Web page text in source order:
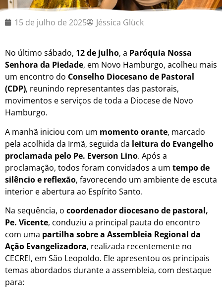
15 de julho de 2025 Jéssica Glück
No último sábado, 12 de julho, a Paróquia Nossa
Senhora da Piedade, em Novo Hamburgo, acolheu mais
um encontro do Conselho Diocesano de Pastoral
(CDP), reunindo representantes das pastorais,
movimentos e serviços de toda a Diocese de Novo
Hamburgo.
A manhã iniciou com um momento orante, marcado
pela acolhida da Irmã, seguida da leitura do Evangelho
proclamada pelo Pe. Everson Lino. Após a
proclamação, todos foram convidados a um tempo de
silêncio e reflexão, favorecendo um ambiente de escuta
interior e abertura ao Espírito Santo.
Na sequência, o coordenador diocesano de pastoral,
Pe. Vicente, conduziu a principal pauta do encontro
com uma partilha sobre a Assembleia Regional da
Ação Evangelizadora, realizada recentemente no
CECREI, em São Leopoldo. Ele apresentou os principais
temas abordados durante a assembleia, com destaque
para: